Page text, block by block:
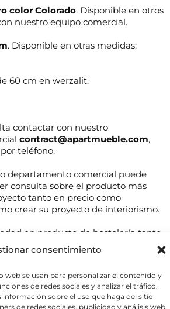
consentimiento
web se usan para personalizar el contenido y
de redes sociales y analizar el tráfico.
sobre el uso que haga del sitio
de redes sociales, publicidad y análisis web,
color Colorado. Disponible en otros
nuestro equipo comercial.
. Disponible en otras medidas:
60 cm en werzalit.
contactar con nuestro
contract@apartmueble.com,
teléfono.
departamento comercial puede
consulta sobre el producto más
tanto en precio como
crear su proyecto de interiorismo.
en producto de hostelería tanto
por compra unitaria o de
consultar precio final.